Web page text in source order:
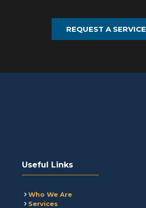
REQUEST A SERVICE
Useful Links
Who We Are
Services